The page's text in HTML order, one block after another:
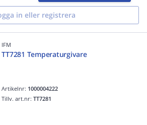
in eller registrera
IFM
TT7281 Temperaturgivare
Artikelnr: 1000004222
Tillv. art.nr:TT7281